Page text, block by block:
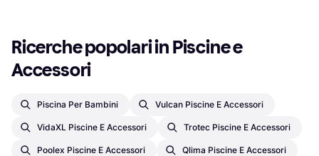
Ricerche popolari in Piscine e
Accessori
Piscina Per Bambini Vulcan Piscine E Accessori
VidaXL Piscine E Accessori Trotec Piscine E Accessori
Poolex Piscine E Accessori Qlima Piscine E Accessori